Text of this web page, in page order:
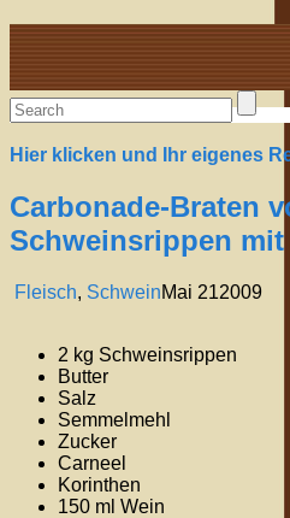
Alte Rezepte online
Hier klicken und Ihr eigenes
Carbonade-Braten
Schweinsrippen
Fleisch, SchweinMai 212009
2 kg Schweinsrippen
Butter
Salz
Semmelmehl
Zucker
Carneel
Korinthen
150 ml Wein